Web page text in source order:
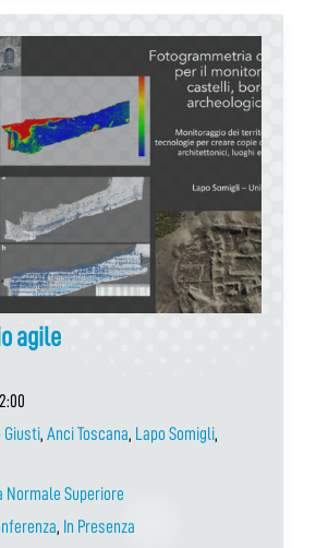
agile
Giusti, Anci Toscana, Lapo Somigli,
Normale Superiore
, In Presenza